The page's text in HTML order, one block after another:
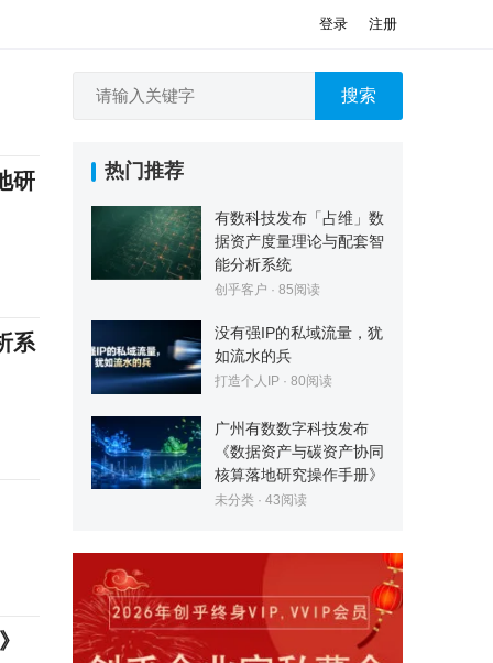
登录 注册
研
系
搜索
热门推荐
有数科技发布「占维」数
据资产度量理论与配套智
能分析系统
创乎客户 · 85阅读
没有强IP的私域流量，犹
如流水的兵
打造个人IP · 80阅读
广州有数数字科技发布
《数据资产与碳资产协同
核算落地研究操作手册》
未分类 · 43阅读